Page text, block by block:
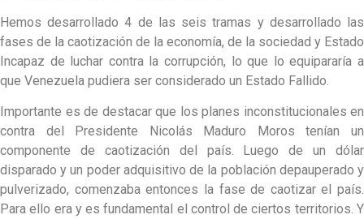
Hemos desarrollado 4 de las seis tramas y desarrollado las
fases de la caotización de la economía, de la sociedad y Estado
Incapaz de luchar contra la corrupción, lo que lo equipararía a
que Venezuela pudiera ser considerado un Estado Fallido.
Importante es de destacar que los planes inconstitucionales en
contra del Presidente Nicolás Maduro Moros tenían un
componente de caotización del país. Luego de un dólar
disparado y un poder adquisitivo de la población depauperado y
pulverizado, comenzaba entonces la fase de caotizar el país.
Para ello era y es fundamental el control de ciertos territorios. Y